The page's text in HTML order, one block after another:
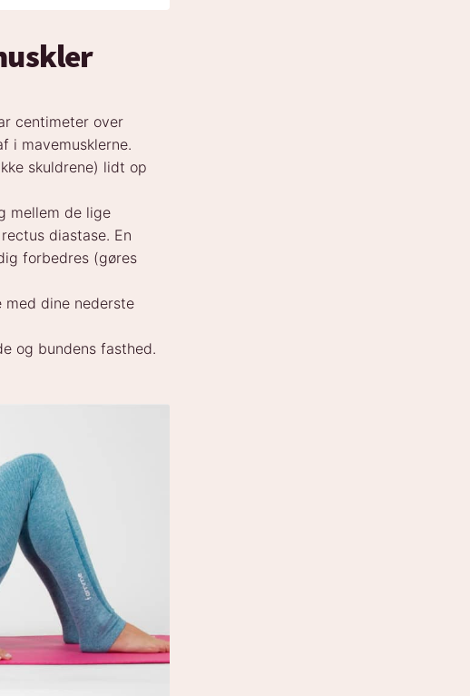
centimeter over
i mavemusklerne.
skuldrene) lidt op
mellem de lige
diastase. En
forbedres (gøres
dine nederste
og bundens fasthed.